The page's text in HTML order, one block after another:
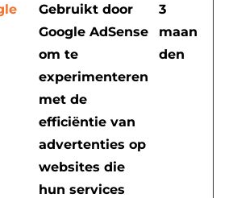
Gebruikt door
Google AdSense
om te
experimenteren
met de
efficiëntie van
advertenties op
websites die
hun services
3
maan
den